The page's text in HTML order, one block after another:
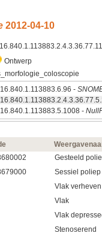
2012‑04‑10
Ontwerp
-
-
Gesteeld
Sessiel poliep
Vlak verheven
Vlak
Vlak
Stenoserend